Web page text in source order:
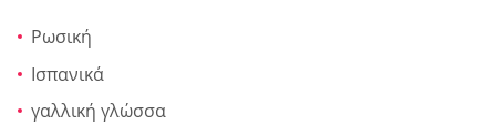
Ρωσική
Ισπανικά
γαλλική γλώσσα